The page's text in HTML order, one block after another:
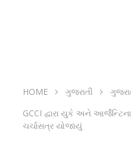
HOME ગુજરાતી
GCCI દ્વારા યુકે અને
ચર્ચાસત્ર યોજાયું